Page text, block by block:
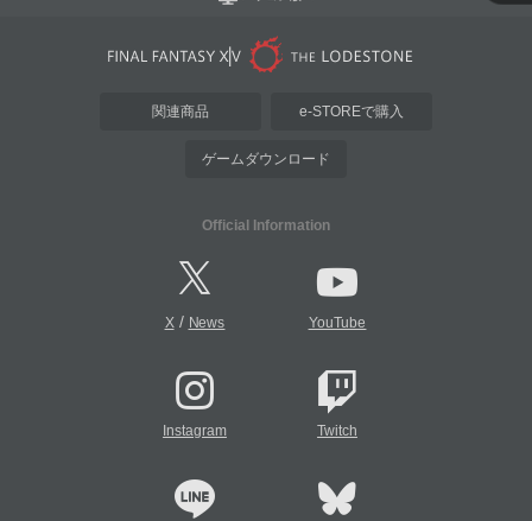
関連商品 e-STOREで購入
ゲームダウンロード
Official Information
X/ News YouTube
Instagram Twitch